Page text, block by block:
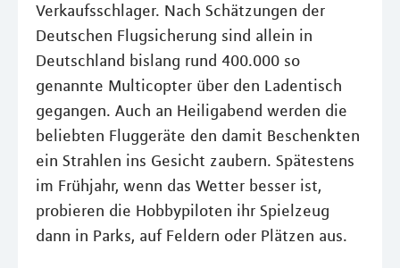
Verkaufsschlager. Nach Schätzungen der
Deutschen Flugsicherung sind allein in
Deutschland bislang rund 400.000 so
genannte Multicopter über den Ladentisch
gegangen. Auch an Heiligabend werden die
beliebten Fluggeräte den damit Beschenkten
ein Strahlen ins Gesicht zaubern. Spätestens
im Frühjahr, wenn das Wetter besser ist,
probieren die Hobbypiloten ihr Spielzeug
dann in Parks, auf Feldern oder Plätzen aus.